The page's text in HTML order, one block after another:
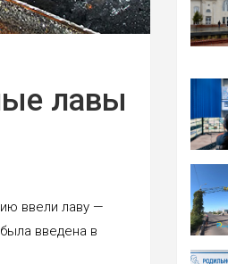
лавы
ввели лаву —
введена в